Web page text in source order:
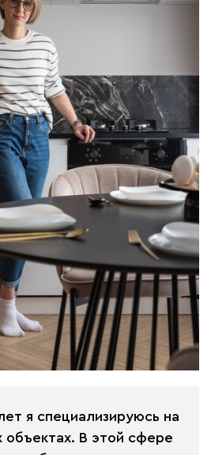
я специализируюсь на
объектах. В этой сфере